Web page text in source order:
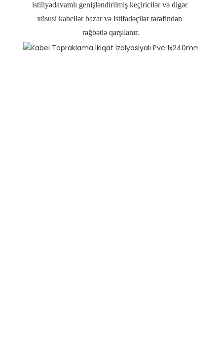
istiliyədavamlı genişləndirilmiş keçiricilər və digər
xüsusi kabellər bazar və istifadəçilər tərəfindən